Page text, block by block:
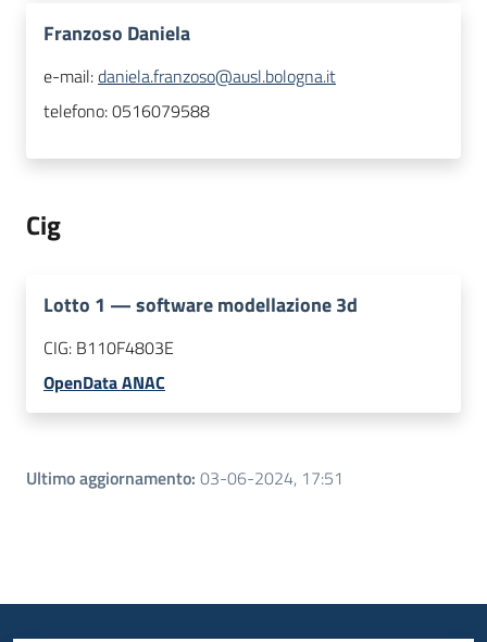
Franzoso Daniela
e-mail:daniela.franzoso@ausl.bologna.it
telefono:0516079588
Cig
Lotto 1 —software modellazione 3d
CIG: B110F4803E
OpenData ANAC
Ultimo aggiornamento: 03-06-2024, 17:51